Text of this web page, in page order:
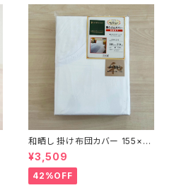
和晒し 掛け布団カバー 155×21
0cm
¥3,509
42%OFF